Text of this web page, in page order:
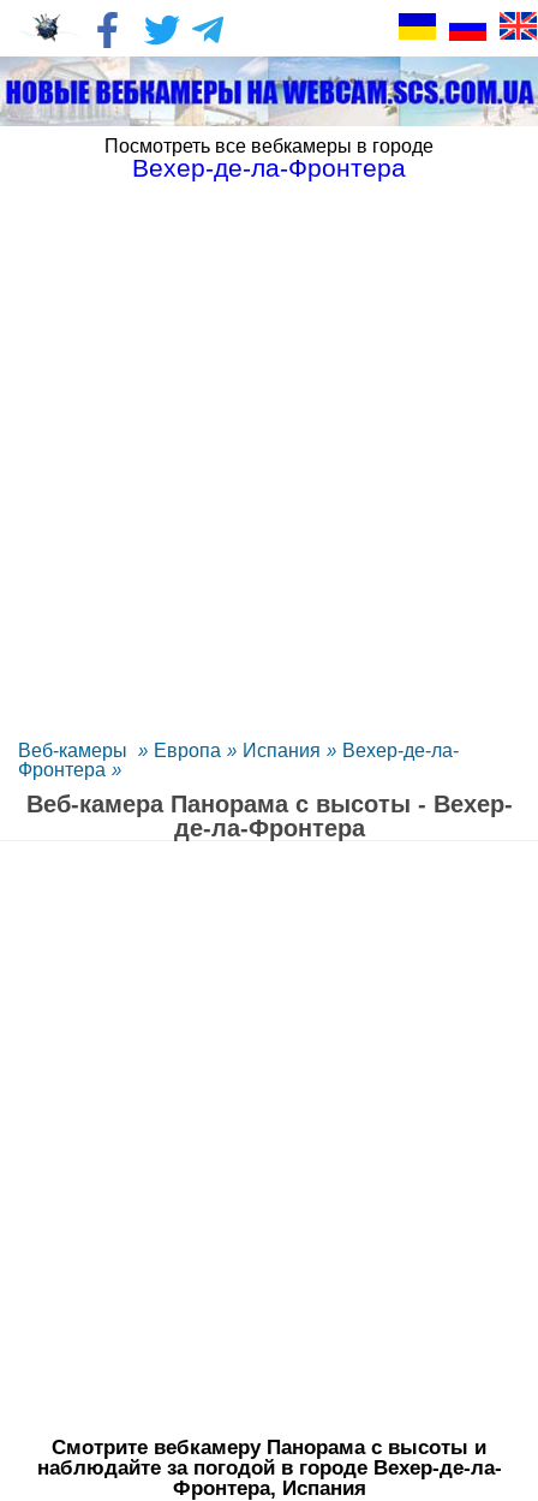
Посмотреть все вебкамеры в городе
Вехер-де-ла-Фронтера
Веб-камеры » Европа » Испания » Вехер-де-ла-
Фронтера »
Веб-камера Панорама с высоты - Вехер-
де-ла-Фронтера
Смотрите вебкамеру Панорама с высоты и
наблюдайте за погодой в городе Вехер-де-ла-
Фронтера, Испания